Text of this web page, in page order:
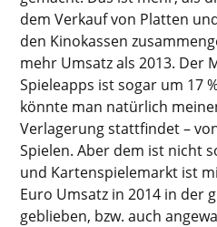
dem Verkauf von Platten
den Kinokassen
mehr Umsatz als 2013. Der
Spieleapps ist sogar um 17
könnte man natürlich
Verlagerung stattfindet –
Spielen. Aber dem ist nicht
und Kartenspielemarkt ist
Euro Umsatz in 2014 in der
geblieben, bzw. auch